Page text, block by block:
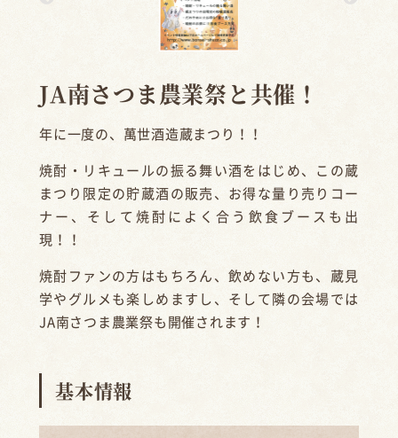
JA南さつま農業祭と共催！
年に一度の、萬世酒造蔵まつり！！
焼酎・リキュールの振る舞い酒をはじめ、この蔵
まつり限定の貯蔵酒の販売、お得な量り売りコー
ナー、そして焼酎によく合う飲食ブースも出
現！！
焼酎ファンの方はもちろん、飲めない方も、蔵見
学やグルメも楽しめますし、そして隣の会場では
JA南さつま農業祭も開催されます！
基本情報